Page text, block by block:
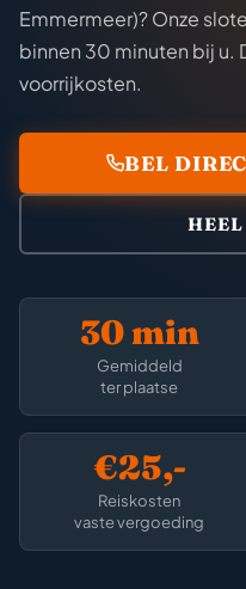
Emmermeer)? Onze
binnen 30 minuten bij u.
voorrijkosten.
BEL
30 min
Gemiddeld
ter plaatse
€25,-
Reiskosten
vaste vergoeding